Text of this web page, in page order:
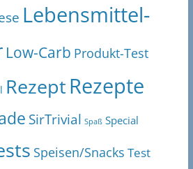
Lebensmittel-
Low-Carb Produkt-Test
RezeptRezepte
SirTrivial Spaß Special
Speisen/Snacks Test